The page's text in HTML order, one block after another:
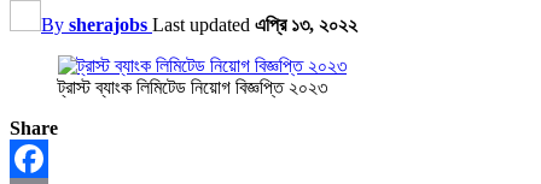
By sherajobs Last updated এপ্রি ১৩, ২০২২
ট্রাস্ট ব্যাংক লিমিটেড নিয়োগ বিজ্ঞপ্তি ২০২৩
Share